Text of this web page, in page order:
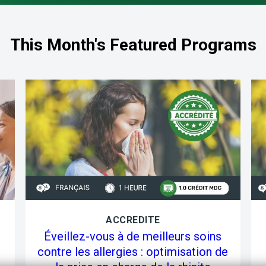
This Month's Featured Programs
ACCREDITE
Éveillez-vous à de meilleurs soins
contre les allergies : optimisation de